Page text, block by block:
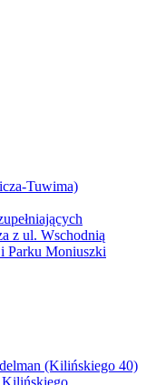
Tuwima)
z ul. Wschodnią
Parku Moniuszki
(Kilińskiego 40)
Kilińskiego